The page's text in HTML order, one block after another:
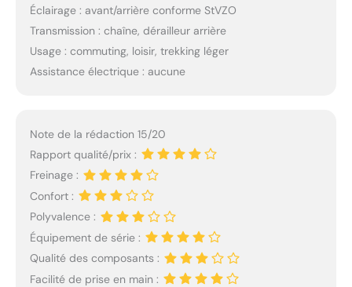
Éclairage : avant/arrière conforme StVZO
Transmission : chaîne, dérailleur arrière
Usage : commuting, loisir, trekking léger
Assistance électrique : aucune
Note de la rédaction 15/20
Rapport qualité/prix :
Freinage :
Confort :
Polyvalence :
Équipement de série :
Qualité des composants :
Facilité de prise en main :